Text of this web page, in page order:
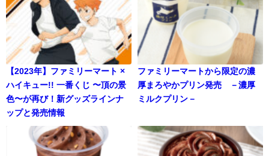
【2023年】ファミリーマート ×
ハイキュー!! 一番くじ 〜頂の景
色〜が再び！新グッズラインナ
ップと発売情報
ファミリーマートから限定の濃
厚まろやかプリン発売 －濃厚
ミルクプリン－